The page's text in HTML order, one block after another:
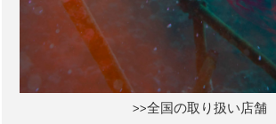
>>全国の取り扱い店舗